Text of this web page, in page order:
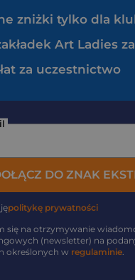
zniżki tylko dla
Art Ladies za
za uczestnictwo
DO ZNAK
politykę prywatności
się na otrzymywanie
(newsletter) na
określonych w regulaminie